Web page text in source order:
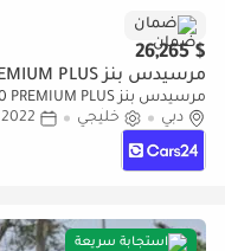
ضمان
$ 26,265
مرسيدس بنز A 200 PREMIUM PLUS
المستعملة موثوق ومضمون
دبي خليجي 2022
استجابة سريعة